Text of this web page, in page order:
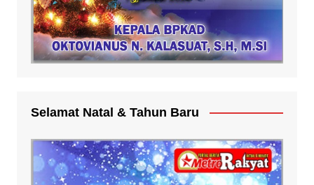
Selamat Natal & Tahun Baru